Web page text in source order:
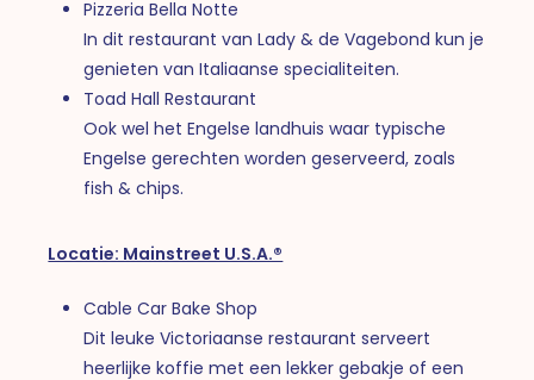
Pizzeria Bella Notte
In dit restaurant van Lady & de Vagebond kun je
genieten van Italiaanse specialiteiten.
Toad Hall Restaurant
Ook wel het Engelse landhuis waar typische
Engelse gerechten worden geserveerd, zoals
fish & chips.
Locatie: Mainstreet U.S.A.®
Cable Car Bake Shop
Dit leuke Victoriaanse restaurant serveert
heerlijke koffie met een lekker gebakje of een